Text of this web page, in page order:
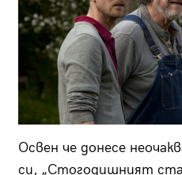
Освен че донесе
си, „Стогодишният